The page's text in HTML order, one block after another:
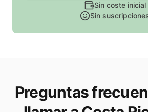
Sin coste inicial
Sin
Preguntas